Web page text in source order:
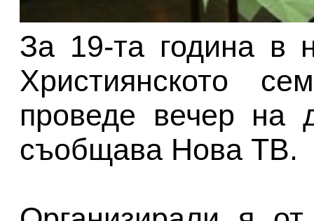
За 19-та година в
Християнското
проведе вечер на
съобщава Нова ТВ.